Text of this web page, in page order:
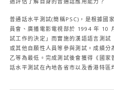
普通話水平測試(簡稱PSC)，是根據國
員會、廣播電影電視部於 1994 年 10
試工作的決定」而實施的漢語語言測
或其他自願性人員等參與測試。成績
乙等為最低。完成測試後會獲得《國
話水平測試在內地各省市以及香港特區